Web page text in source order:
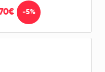
-5%